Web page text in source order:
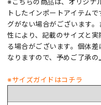
※こちらの商品は、オリジナ
トしたインポートアイテム
グがない場合がございます
性により、記載のサイズと
る場合がございます。個体
なりますので、予めご了承の
※サイズガイドはコチラ